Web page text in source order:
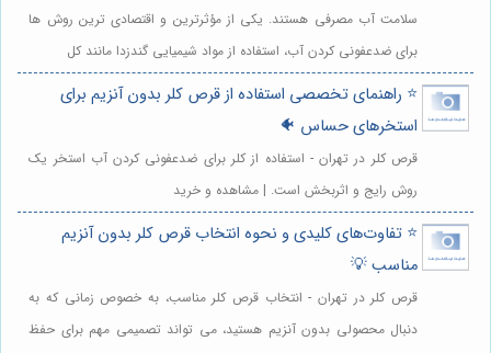
سلامت آب مصرفی هستند. یکی از مؤثرترین و اقتصادی ترین روش ها
برای ضدعفونی کردن آب، استفاده از مواد شیمیایی گندزدا مانند کل
⭐️ راهنمای تخصصی استفاده از قرص کلر بدون آنزیم برای
استخرهای حساس 🐠
قرص کلر در تهران - استفاده از کلر برای ضدعفونی کردن آب استخر یک
روش رایج و اثربخش است. | مشاهده و خرید
⭐️ تفاوت‌های کلیدی و نحوه انتخاب قرص کلر بدون آنزیم
مناسب 💡
قرص کلر در تهران - انتخاب قرص کلر مناسب، به خصوص زمانی که به
دنبال محصولی بدون آنزیم هستید، می تواند تصمیمی مهم برای حفظ